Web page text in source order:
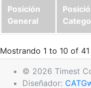
Posición
General
Mostrando 1 to 10 of
© 2026 Timest
Diseñador: